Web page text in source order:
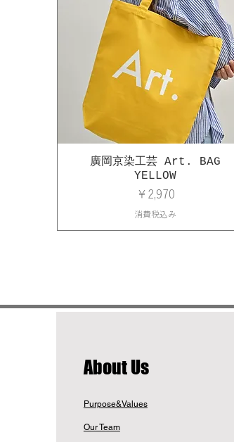
廣岡京染工芸 Art. BAG
YELLOW
価格
￥2,970
消費税込み
​About Us
Purpose&Values
Our Team